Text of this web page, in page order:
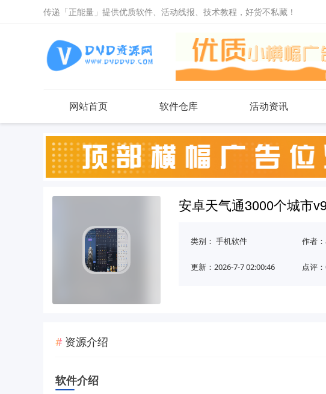
传递「正能量」提供优质软件、活动线报、技术教程，好货不私藏！
网站首页 软件仓库 活动资讯
安卓天气通3000个城市
类别： 手机软件 作者
更新：2026-7-7 02:00:46 点评
资源介绍
软件介绍